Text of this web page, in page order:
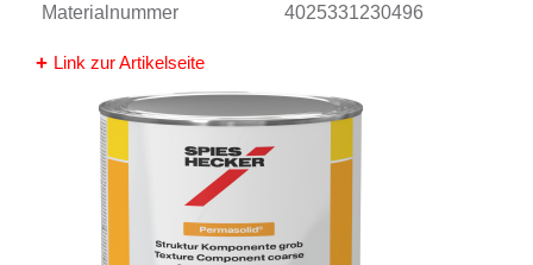
Materialnummer 4025331230496
Link zur Artikelseite